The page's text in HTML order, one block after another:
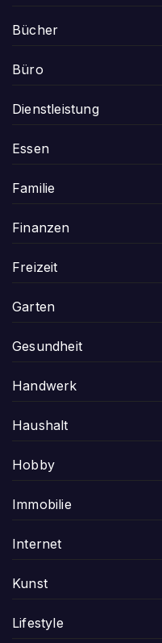
Bücher
Büro
Dienstleistung
Essen
Familie
Finanzen
Freizeit
Garten
Gesundheit
Handwerk
Haushalt
Hobby
Immobilie
Internet
Kunst
Lifestyle